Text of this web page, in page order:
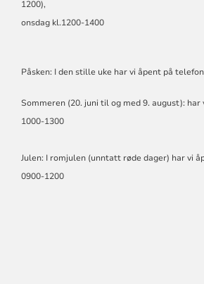
1200),
onsdag kl.1200-1400
Påsken: I den stille uke har vi åpent på
Sommeren (20. juni til og med 9. august): har
1000-1300
Julen: I romjulen (unntatt røde dager) har vi
0900-1200